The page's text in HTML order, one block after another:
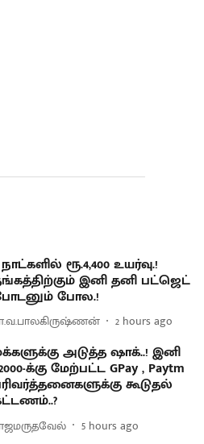
நாட்களில் ரூ.4,400 உயர்வு.!
இனி தனி பட்ஜெட்
போல.!
2 hours ago
அடுத்த ஷாக்..! இனி
க்கு மேற்பட்ட GPay , Paytm
கூடுதல்
5 hours ago